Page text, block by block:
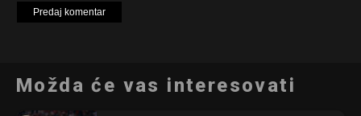
Možda će vas interesovati